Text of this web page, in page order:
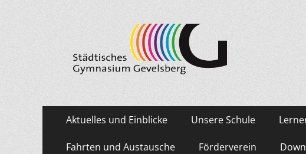
Städtisches
Primäres
Zum
Inhalt
springen
Aktuelles und Einblicke Unsere Schule
Fahrten und Austausche Förderverein